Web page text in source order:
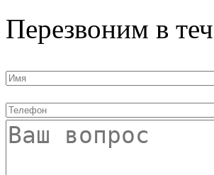
Перезвоним в